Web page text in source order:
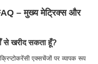
– मुख्य मेट्रिक्स और
से खरीद सकता हूँ?
एक्सचेंजों पर व्यापक रूप